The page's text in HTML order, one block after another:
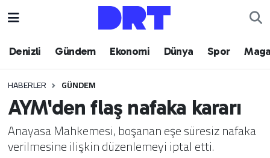
Denizli Gündem Ekonomi Dünya Spor
HABERLER GÜNDEM
AYM'den flaş nafaka kararı
Anayasa Mahkemesi, boşanan eşe süresiz nafaka
verilmesine ilişkin düzenlemeyi iptal etti.
Denizli
Gündem
Ekonomi
Dünya
Hava Durumu
Trafik Durumu
Puan Durumu ve Fikstür
Tüm Manşetler